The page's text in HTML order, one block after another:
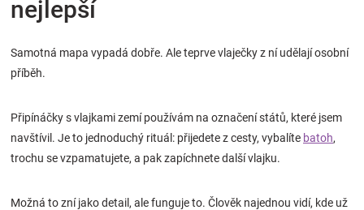
nejlepší
Samotná mapa vypadá dobře. Ale teprve vlaječky z ní udělají osobní
příběh.
Připínáčky s vlajkami zemí používám na označení států, které jsem
navštívil. Je to jednoduchý rituál: přijedete z cesty, vybalíte batoh,
trochu se vzpamatujete, a pak zapíchnete další vlajku.
Možná to zní jako detail, ale funguje to. Člověk najednou vidí, kde už